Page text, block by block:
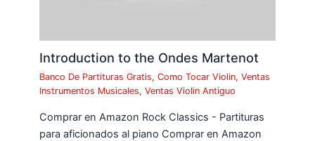
Introduction to the Ondes Martenot
Banco De Partituras Gratis,Como Tocar Violin,Ventas
Instrumentos Musicales,Ventas Violin Antiguo
Comprar en Amazon Rock Classics - Partituras
para aficionados al piano Comprar en Amazon